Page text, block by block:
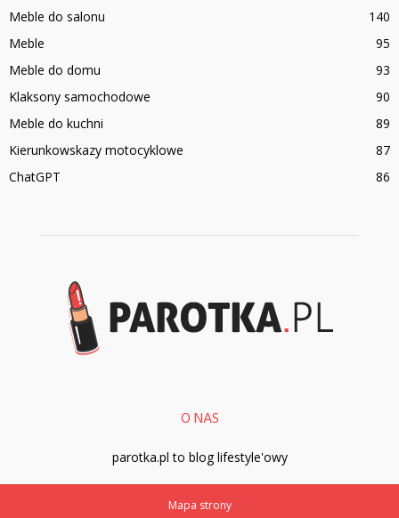
Meble do salonu
140
Meble
95
Meble do domu
93
Klaksony samochodowe
90
Meble do kuchni
89
Kierunkowskazy motocyklowe
87
ChatGPT
86
O NAS
parotka.pl to blog lifestyle'owy
Mapa strony